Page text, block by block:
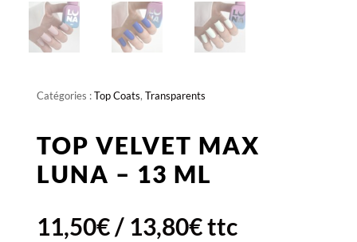
Catégories :Top Coats, Transparents
TOP VELVET MAX
LUNA – 13 ML
11,50€/ 13,80€ttc